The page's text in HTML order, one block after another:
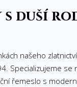
s duší
našeho
Specializujeme
řemeslo s